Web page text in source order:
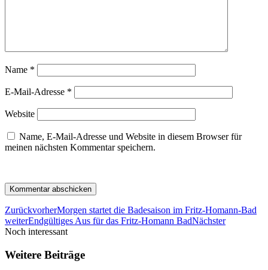
Name *
E-Mail-Adresse *
Website
Name, E-Mail-Adresse und Website in diesem Browser für
meinen nächsten Kommentar speichern.
ZurückvorherMorgen startet die Badesaison im Fritz-Homann-Bad
weiterEndgültiges Aus für das Fritz-Homann BadNächster
Noch interessant
Weitere Beiträge